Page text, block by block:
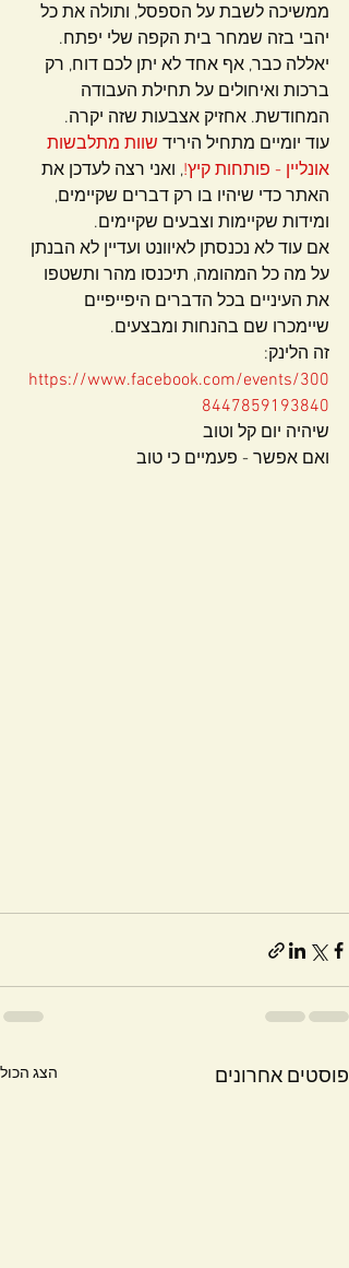
ממשיכה לשבת על הספסל, ותולה את כל
יהבי בזה שמחר בית הקפה שלי יפתח.
יאללה כבר, אף אחד לא יתן לכם דוח, רק
ברכות ואיחולים על תחילת העבודה
המחודשת. אחזיק אצבעות שזה יקרה.
עוד יומיים מתחיל היריד שוות מתלבשות
אונליין - פותחות קיץ!, ואני רצה לעדכן את
האתר כדי שיהיו בו רק דברים שקיימים,
ומידות שקיימות וצבעים שקיימים.
אם עוד לא נכנסתן לאיוונט ועדיין לא הבנתן
על מה כל המהומה, תיכנסו מהר ותשטפו
את העיניים בכל הדברים היפייפיים
שיימכרו שם בהנחות ומבצעים.
זה הלינק:
https://www.facebook.com/events/300
8447859193840
שיהיה יום קל וטוב
ואם אפשר - פעמיים כי טוב
פוסטים אחרונים הצג הכול